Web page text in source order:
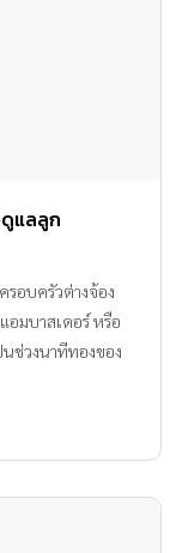
แลลูก
อบครัวต่างจ้อง
อมบาสเดอร์ หรือ
นช่วงนาทีทองของ